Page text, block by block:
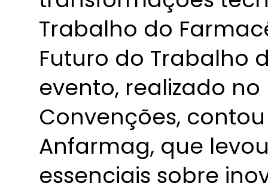
Trabalho do
Futuro do Trabalho
evento, realizado
Convenções,
Anfarmag, que
essenciais sobre